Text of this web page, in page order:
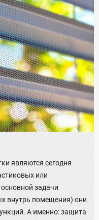
являются сегодня
или
задачи
внутрь помещения) они
А именно: защита